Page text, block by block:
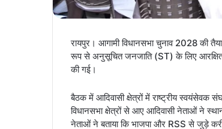
रायपुर। आगामी विधानसभा चुनाव 2028 की
रूप से अनुसूचित जनजाति (ST) के लिए आरक्षित
की गई।
बैठक में आदिवासी क्षेत्रों में राष्ट्रीय स्वयंसेवक
विधानसभा क्षेत्रों से आए आदिवासी नेताओं ने
नेताओं ने बताया कि भाजपा और RSS से जुड़े